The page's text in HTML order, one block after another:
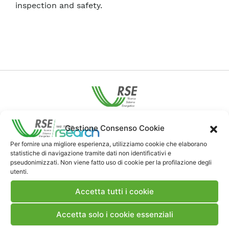
Gestione Consenso Cookie
Per fornire una migliore esperienza, utilizziamo cookie che elaborano
statistiche di navigazione tramite dati non identificativi e
pseudonimizzati. Non viene fatto uso di cookie per la profilazione degli
utenti.
Accetta tutti i cookie
Accetta solo i cookie essenziali
inspection and safety.
Contatti
Note Legali
Dove siamo